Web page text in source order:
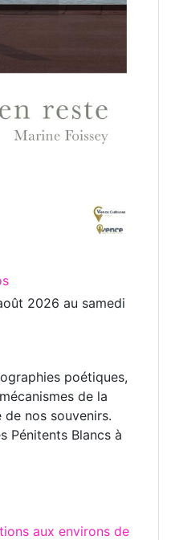
2026 au samedi
poétiques,
de la
nos souvenirs.
Pénitents Blancs à
aux environs de